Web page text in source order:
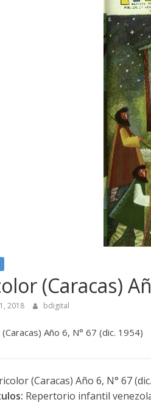
(Caracas)
2018 bdigital
Año 6, N° 67 (dic. 1954)
(Caracas) Año 6, N° 67
Repertorio infantil